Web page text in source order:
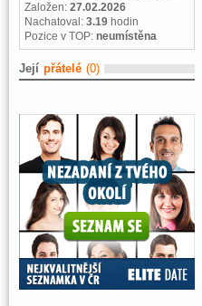
Založen: 27.02.2026
Nachatoval: 3.19 hodin
Pozice v TOP: neumístěna
Její přátelé (0)